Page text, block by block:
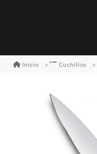
Inicio Cuchillos